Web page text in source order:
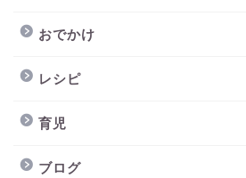
おでかけ
レシピ
育児
ブログ